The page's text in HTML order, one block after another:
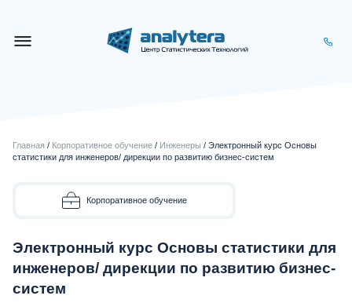
Главная / Корпоративное обучение / Инженеры / Электронный курс Основы
статистики для инженеров/ дирекции по развитию бизнес-систем
Корпоративное обучение
Электронный курс Основы статистики для
инженеров/ дирекции по развитию бизнес-
систем